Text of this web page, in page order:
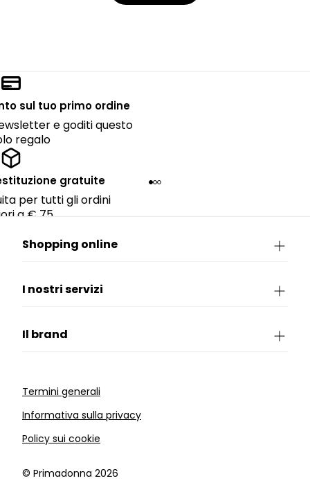
sul tuo primo ordine
e goditi questo
regalo
gratuite
per tutti gli ordini
a € 75.
Shopping online
I nostri servizi
Il brand
Termini generali
Informativa sulla privacy
Policy sui cookie
©️ Primadonna 2026